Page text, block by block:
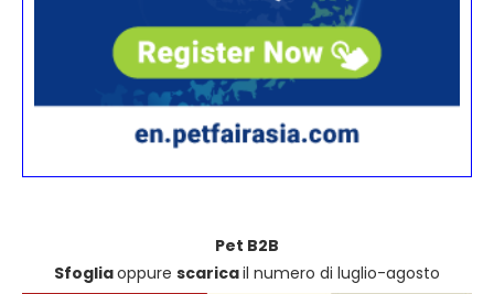
Pet B2B
Sfogliaoppure scaricail numero di luglio-agosto